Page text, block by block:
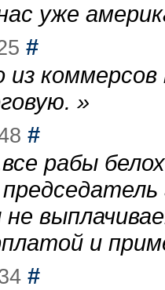
уже
#
из
»
#
рабы
и
#